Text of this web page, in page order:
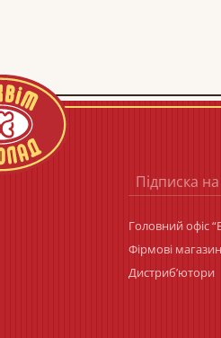
Підписка
Головний офіс
Фірмові
Дистриб’ютори